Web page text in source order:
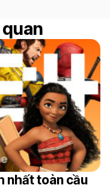
nhất toàn cầu